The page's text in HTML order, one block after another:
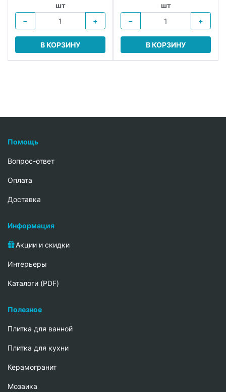
шт
−
+
В КОРЗИНУ
шт
−
+
В КОРЗИНУ
Помощь
Вопрос-ответ
Oплата
Доставка
Информация
Акции и скидки
Интерьеры
Каталоги (PDF)
Полезное
Плитка для ванной
Плитка для кухни
Керамогранит
Мозаика